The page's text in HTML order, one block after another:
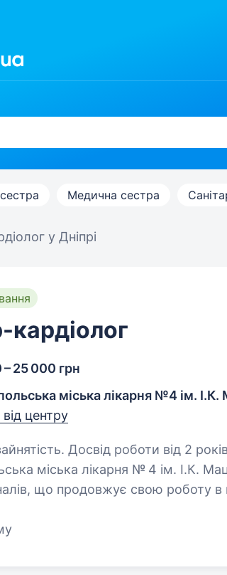
Медична сестра
у Дніпрі
кардіолог
– 25 000 грн
міська лікарня №4 ім.
центру
Досвід роботи від 2 років.
міська лікарня № 4 ім. І.К.
що продовжує свою роботу в